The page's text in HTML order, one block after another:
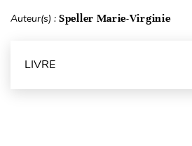
Auteur(s) : Speller Marie-Virginie
LIVRE